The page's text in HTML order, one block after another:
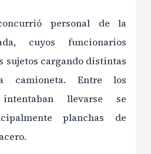
personal de la
cuyos funcionarios
sujetos cargando distintas
camioneta. Entre los
llevarse se
planchas de